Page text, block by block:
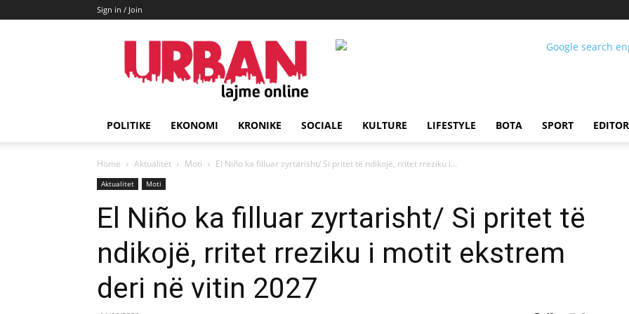
Sign in / Join
URBAN
Lajme
POLITIKE EKONOMI KRONIKE SOCIALE KULTURE LIFESTYLE BOTA SPORT
Home Aktualitet Moti El Niño ka filluar zyrtarisht/ Si pritet të ndikojë, rritet rreziku i...
Aktualitet Moti
El Niño ka filluar zyrtarisht/ Si pritet të
ndikojë, rritet rreziku i motit ekstrem
deri në vitin 2027